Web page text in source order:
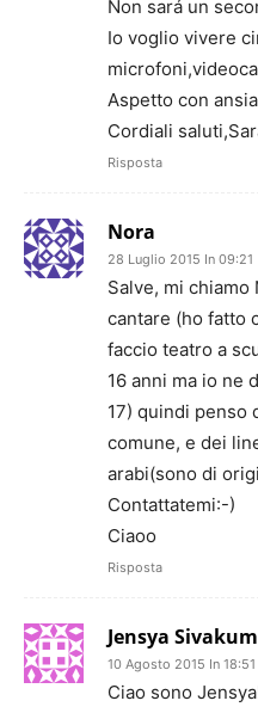
Non sará un
Io voglio vivere
Aspetto con
Cordiali
Risposta
Nora
28 Luglio 2015 In 09:21
Salve, mi chiamo
cantare (ho fatto
faccio teatro a
16 anni ma io ne
17) quindi penso
comune, e dei
arabi(sono di
Contattatemi:-)
Ciaoo
Risposta
Jensya
10 Agosto 2015 In 18:51
Ciao sono